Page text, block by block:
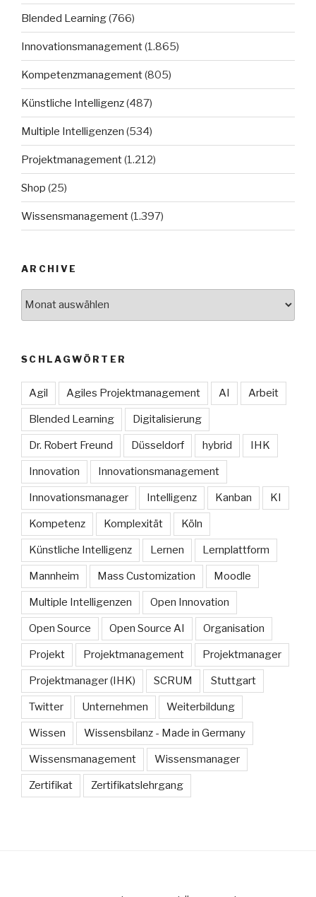
Blended Learning(766)
Innovationsmanagement(1.865)
Kompetenzmanagement(805)
Künstliche Intelligenz(487)
Multiple Intelligenzen (534)
Projektmanagement(1.212)
Shop (25)
Wissensmanagement(1.397)
ARCHIVE
SCHLAGWÖRTER
Agil Agiles Projektmanagement AI Arbeit
Blended Learning Digitalisierung
Dr. Robert Freund Düsseldorf hybrid IHK
Innovation Innovationsmanagement
Innovationsmanager Intelligenz Kanban KI
Kompetenz Komplexität Köln
Künstliche Intelligenz Lernen Lernplattform
Mannheim Mass Customization Moodle
Multiple Intelligenzen Open Innovation
Open Source Open Source AI Organisation
Projekt Projektmanagement Projektmanager
Projektmanager (IHK) SCRUM Stuttgart
Twitter Unternehmen Weiterbildung
Wissen Wissensbilanz - Made in Germany
Wissensmanagement Wissensmanager
Zertifikat Zertifikatslehrgang